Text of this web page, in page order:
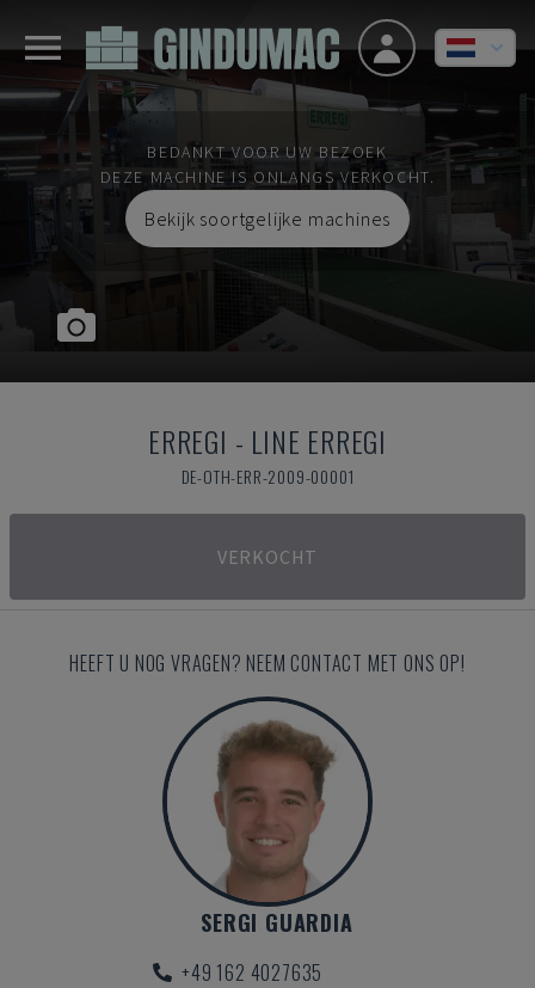
BEDANKT VOOR UW BEZOEK
DEZE MACHINE IS ONLANGS VERKOCHT.
Bekijk soortgelijke machines
ERREGI - LINE ERREGI
DE-OTH-ERR-2009-00001
VERKOCHT
HEEFT U NOG VRAGEN? NEEM CONTACT MET ONS OP!
SERGI GUARDIA
+49 162 4027635